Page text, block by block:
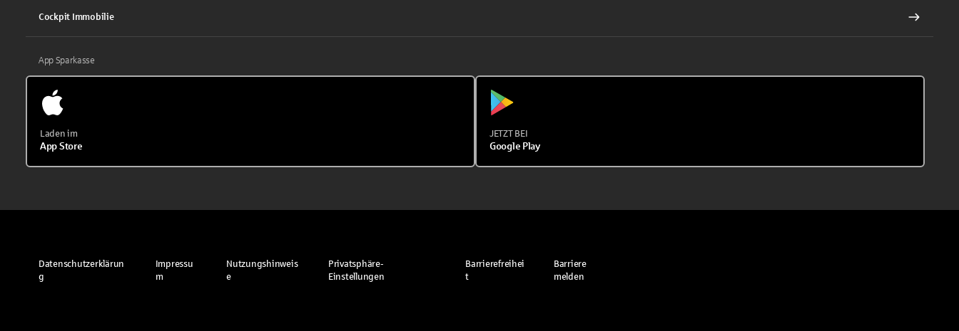
Cockpit Immobilie
App Sparkasse
Laden im
App Store
JETZT BEI
Google Play
Datenschutzerklärun
g
Impressu
m
Nutzungshinweis
e
Privatsphäre-
Einstellungen
Barrierefreihei
t
Barriere
melden